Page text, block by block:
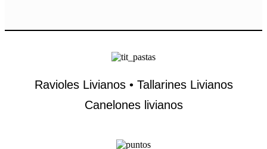
Ravioles Livianos • Tallarines Livianos
Canelones livianos